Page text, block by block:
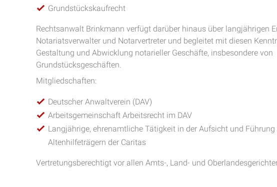
Grundstückskaufrecht
Rechtsanwalt Brinkmann verfügt darüber hinaus über langjährigen
Notariatsverwalter und Notarvertreter und begleitet mit diesen
Gestaltung und Abwicklung notarieller Geschäfte, insbesondere von
Grundstücksgeschäften.
Mitgliedschaften:
Deutscher Anwaltverein (DAV)
Arbeitsgemeinschaft Arbeitsrecht im DAV
Langjährige, ehrenamtliche Tätigkeit in der Aufsicht und Führung
Altenhilfeträgern der Caritas
Vertretungsberechtigt vor allen Amts-, Land- und